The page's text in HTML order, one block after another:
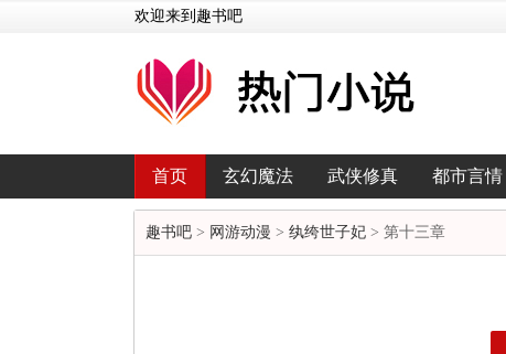
欢迎来到趣书吧
首页 玄幻魔法 武侠修真 都市言情
趣书吧 > 网游动漫 > 纨绔世子妃 > 第十三章